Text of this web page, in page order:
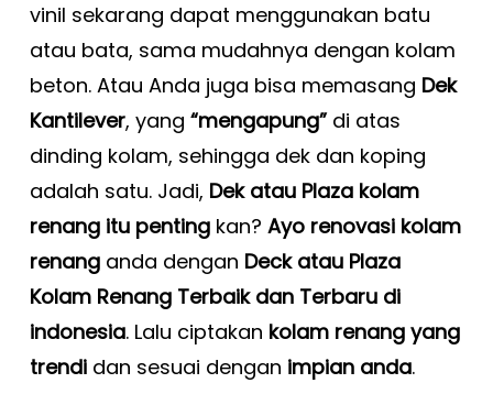
vinil sekarang dapat menggunakan batu
atau bata, sama mudahnya dengan kolam
beton. Atau Anda juga bisa memasang Dek
Kantilever, yang “mengapung”di atas
dinding kolam, sehingga dek dan koping
adalah satu. Jadi, Dek atau Plaza kolam
renang itu pentingkan? Ayo renovasi kolam
renanganda dengan Deck atau Plaza
Kolam Renang Terbaik dan Terbaru di
indonesia. Lalu ciptakan kolam renang yang
trendidan sesuai dengan impian anda.